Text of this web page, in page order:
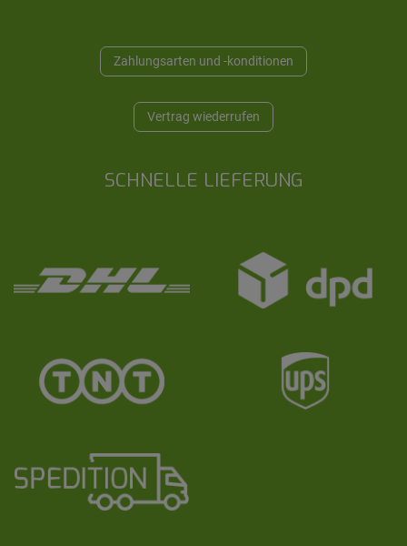
Zahlungsarten und -konditionen
Vertrag wiederrufen
SCHNELLE LIEFERUNG